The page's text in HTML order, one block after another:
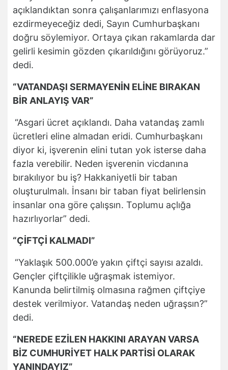
açıklandıktan sonra çalışanlarımızı enflasyona
ezdirmeyeceğiz dedi, Sayın Cumhurbaşkanı
doğru söylemiyor. Ortaya çıkan rakamlarda dar
gelirli kesimin gözden çıkarıldığını görüyoruz.”
dedi.
“VATANDAŞI SERMAYENİN ELİNE BIRAKAN
BİR ANLAYIŞ VAR”
“Asgari ücret açıklandı. Daha vatandaş zamlı
ücretleri eline almadan eridi. Cumhurbaşkanı
diyor ki, işverenin elini tutan yok isterse daha
fazla verebilir. Neden işverenin vicdanına
bırakılıyor bu iş? Hakkaniyetli bir taban
oluşturulmalı. İnsanı bir taban fiyat belirlensin
insanlar ona göre çalışsın. Toplumu açlığa
hazırlıyorlar” dedi.
“ÇİFTÇİ KALMADI”
“Yaklaşık 500.000’e yakın çiftçi sayısı azaldı.
Gençler çiftçilikle uğraşmak istemiyor.
Kanunda belirtilmiş olmasına rağmen çiftçiye
destek verilmiyor. Vatandaş neden uğraşsın?”
dedi.
“NEREDE EZİLEN HAKKINI ARAYAN VARSA
BİZ CUMHURİYET HALK PARTİSİ OLARAK
YANINDAYIZ”